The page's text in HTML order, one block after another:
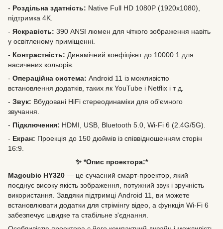
- Роздільна здатність: Native Full HD 1080P (1920x1080),
підтримка 4K.
- Яскравість: 390 ANSI люмен для чіткого зображення навіть
у освітленому приміщенні.
- Контрастність: Динамічний коефіцієнт до 10000:1 для
насичених кольорів.
- Операційна система: Android 11 із можливістю
встановлення додатків, таких як YouTube і Netflix і т д.
- Звук: Вбудовані HiFi стереодинаміки для об'ємного
звучання.
- Підключення: HDMI, USB, Bluetooth 5.0, Wi-Fi 6 (2.4G/5G).
- Екран: Проекція до 150 дюймів із співвідношенням сторін
16:9.
✨ *Опис проектора:*
Magcubic HY320 — це сучасний смарт-проектор, який
поєднує високу якість зображення, потужний звук і зручність
використання. Завдяки підтримці Android 11, ви можете
встановлювати додатки для стрімінгу відео, а функція Wi-Fi 6
забезпечує швидке та стабільне з'єднання.